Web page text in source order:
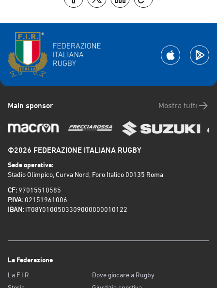
©2026 FEDERAZIONE ITALIANA RUGBY
Sede operativa:
Stadio Olimpico, Curva Nord, Foro Italico 00135 Roma
CF: 97015510585
P.IVA: 02151961006
IBAN: IT08Y0100503309000000010122
Main sponsor Mostra tutti
La Federazione
La F.I.R.
Dove giocare a Rugby